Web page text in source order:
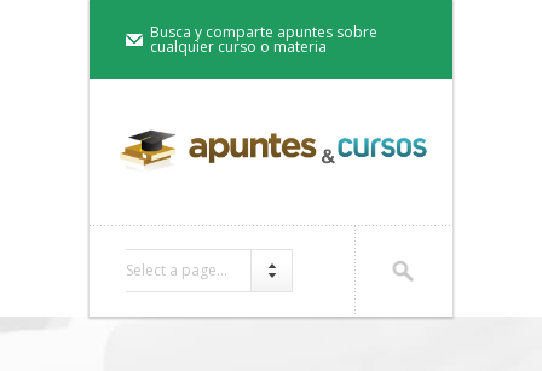
Busca y comparte apuntes sobre
cualquier curso o materia
Select a page...